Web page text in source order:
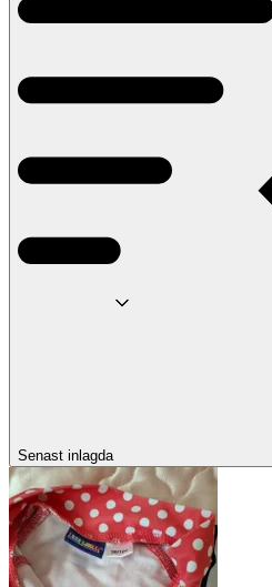
Senast inlagda